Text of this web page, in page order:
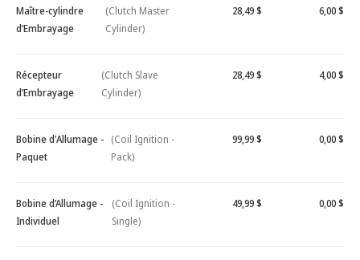
Maître-cylindre
d’Embrayage
(Clutch Master
Cylinder)
28,49 $ 6,00 $
Récepteur
d’Embrayage
(Clutch Slave
Cylinder)
28,49 $ 4,00 $
Bobine d'Allumage -
Paquet
(Coil Ignition -
Pack)
99,99 $ 0,00 $
Bobine d’Allumage -
Individuel
(Coil Ignition -
Single)
49,99 $ 0,00 $